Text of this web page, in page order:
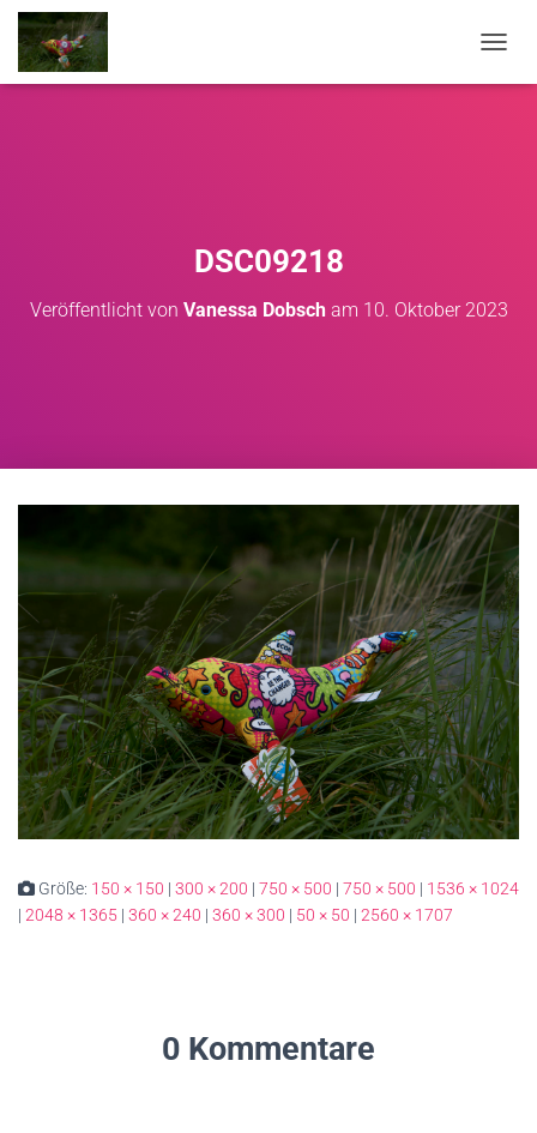
DSC09218
Veröffentlicht von Vanessa Dobscham 10. Oktober 2023
Größe: 150 × 150 | 300 × 200 | 750 × 500 | 750 × 500 | 1536 × 1024
| 2048 × 1365 | 360 × 240 | 360 × 300 | 50 × 50 | 2560 × 1707
0 Kommentare